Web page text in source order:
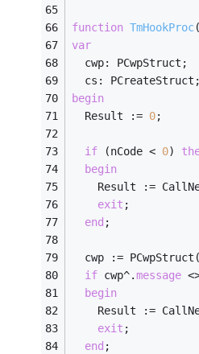
function TmHookProc
var
  cwp: PCwpStruct;
  cs: PCreateStruct;
begin
  Result :=
0;
if (nCode < 0)
begin
Result :=
exit ;
end ;
cwp :=
if cwp^.message
begin
Result :=
exit ;
end ;